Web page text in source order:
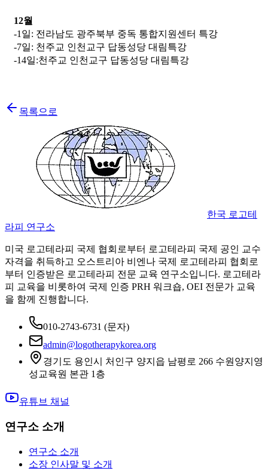
12월
-1일: 전라남도 광주북부 중독 통합지원센터 특강
-7일: 천주교 인천교구 답동성당 대림특강
-14일:천주교 인천교구 답동성당 대림특강
목록으로
한국 로고테
라피 연구소
미국 로고테라피 국제 협회로부터 로고테라피 국제 공인 교수
자격을 취득하고 오스트리아 비엔나 국제 로고테라피 협회로
부터 인증받은 로고테라피 전문 교육 연구소입니다. 로고테라
피 교육을 비롯하여 국제 인증 PRH 워크숍, OEI 전문가 교육
을 함께 진행합니다.
010-2743-6731 (문자)
admin@logotherapykorea.org
경기도 용인시 처인구 양지읍 남평로 266 수원양지영
성교육원 본관 1층
유튜브 채널
연구소 소개
연구소 소개
소장 인사말 및 소개